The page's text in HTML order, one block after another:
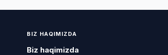
BIZ HAQIMIZDA
Biz haqimizda